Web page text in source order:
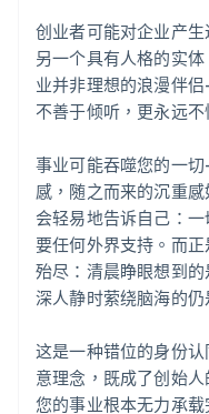
创业者可能对企业产
另一个具有人格的实
业并非理想的浪漫伴
不善于倾听，更永远
事业可能吞噬您的一
感，随之而来的沉重
会轻易地告诉自己：
要任何外界支持。而
殆尽：清晨睁眼想到
深人静时萦绕脑海的仍
这是一种错位的身份
意理念，既成了创始
您的事业根本无力承